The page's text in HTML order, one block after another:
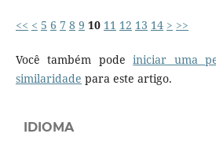
<< < 5 6 7 8 9 10 11 12 13 14 > >>
Você também podeiniciar uma
similaridade para este artigo.
IDIOMA